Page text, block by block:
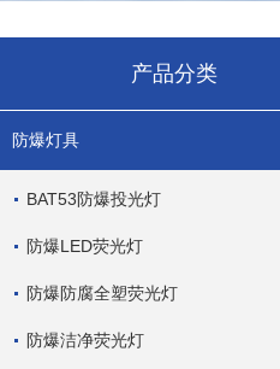
产品分类
防爆灯具
BAT53防爆投光灯
防爆LED荧光灯
防爆防腐全塑荧光灯
防爆洁净荧光灯